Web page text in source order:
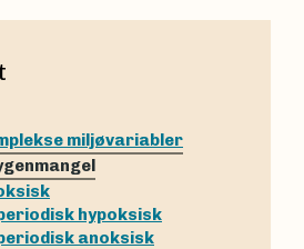
miljøvariabler
hypoksisk
anoksisk